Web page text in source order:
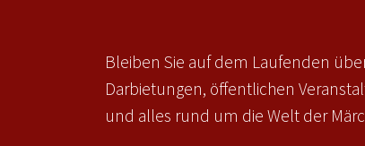
Bleiben Sie auf dem Laufenden
Darbietungen, öffentlichen
und alles rund um die Welt der